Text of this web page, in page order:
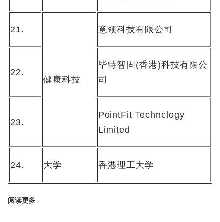
21.
健康科技
意领科技有限公司
22.
毕特智固(香港)科技有限公
司
23.
PointFit Technology
Limited
24. 大学 香港理工大学
阅读更多